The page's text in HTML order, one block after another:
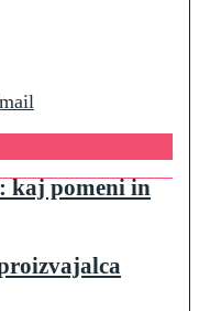
kaj pomeni in